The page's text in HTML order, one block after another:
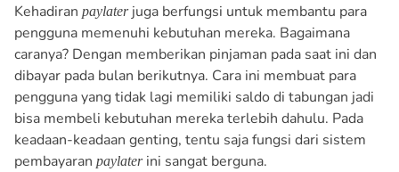
Kehadiran paylater juga berfungsi untuk membantu para
pengguna memenuhi kebutuhan mereka. Bagaimana
caranya? Dengan memberikan pinjaman pada saat ini dan
dibayar pada bulan berikutnya. Cara ini membuat para
pengguna yang tidak lagi memiliki saldo di tabungan jadi
bisa membeli kebutuhan mereka terlebih dahulu. Pada
keadaan-keadaan genting, tentu saja fungsi dari sistem
pembayaran paylater ini sangat berguna.